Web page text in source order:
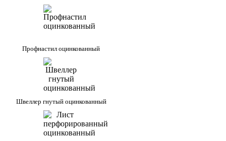
Профнастил оцинкованный
Швеллер гнутый оцинкованный